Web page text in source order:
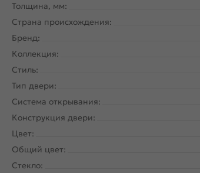
Толщина, мм:
Страна происхождения:
Бренд:
Коллекция:
Стиль:
Тип двери:
Система открывания:
Конструкция двери:
Цвет:
Общий цвет:
Стекло: